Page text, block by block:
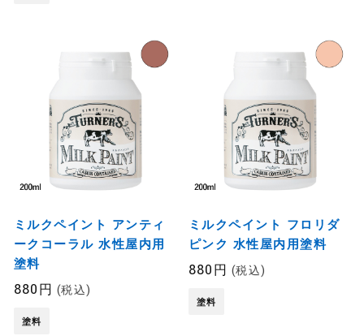
ミルクペイント アンティ
ークコーラル 水性屋内用
塗料
880円 (税込)
塗料
ミルクペイント フロリダ
ピンク 水性屋内用塗料
880円 (税込)
塗料